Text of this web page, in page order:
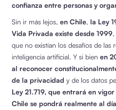
confianza entre personas y
Sin ir más lejos, en Chile, la Ley
Vida Privada existe desde 1999
que no existían los desafíos de las
inteligencia artificial. Y si bien en
al reconocer
de la privacidad y de los datos
Ley 21.719, que entrará en
Chile se pondrá realmente al